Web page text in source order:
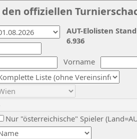
offiziellen
Vorname
Nur "österreichische" Spieler
AUT-Elolisten
6.936